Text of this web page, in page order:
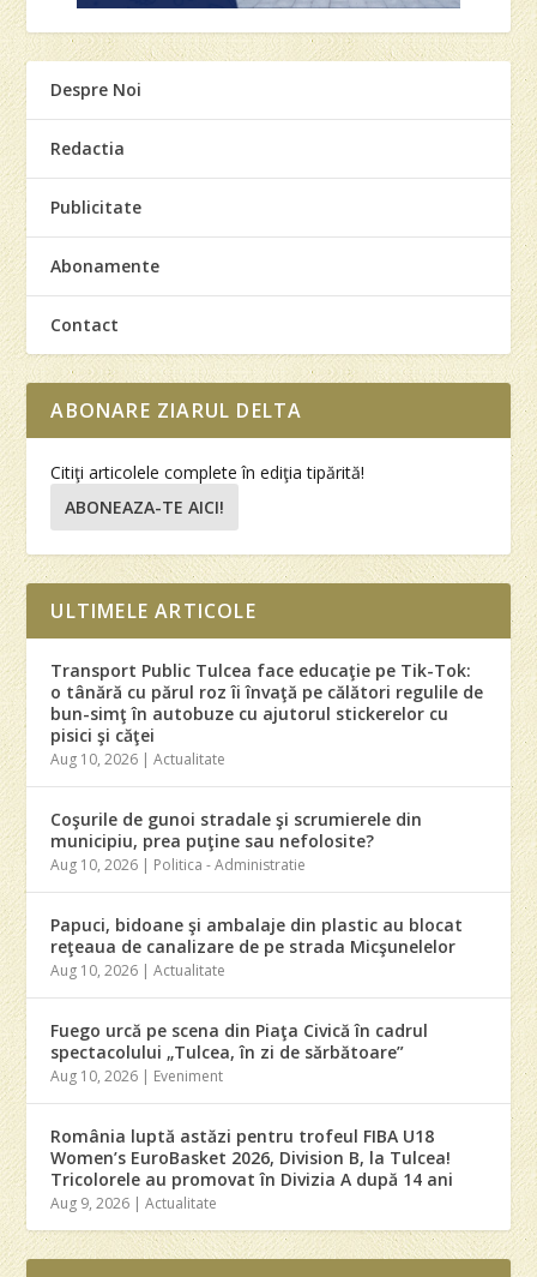
Despre Noi
Redactia
Publicitate
Abonamente
Contact
ABONARE ZIARUL DELTA
Citiţi articolele complete în ediţia tipărită!
ABONEAZA-TE AICI!
ULTIMELE ARTICOLE
Transport Public Tulcea face educaţie pe Tik-Tok:
o tânără cu părul roz îi învaţă pe călători regulile de
bun-simţ în autobuze cu ajutorul stickerelor cu
pisici şi căţei
Aug 10, 2026 |Actualitate
Coşurile de gunoi stradale şi scrumierele din
municipiu, prea puţine sau nefolosite?
Aug 10, 2026 | Politica - Administratie
Papuci, bidoane şi ambalaje din plastic au blocat
reţeaua de canalizare de pe strada Micşunelelor
Aug 10, 2026 |Actualitate
Fuego urcă pe scena din Piaţa Civică în cadrul
spectacolului „Tulcea, în zi de sărbătoare”
Aug 10, 2026 | Eveniment
România luptă astăzi pentru trofeul FIBA U18
Women’s EuroBasket 2026, Division B, la Tulcea!
Tricolorele au promovat în Divizia A după 14 ani
Aug 9, 2026 |Actualitate